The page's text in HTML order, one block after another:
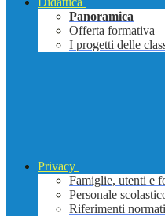
Panoramica
Offerta formativa
I progetti delle
Privacy
Famiglie, utenti e
Personale
Riferimenti